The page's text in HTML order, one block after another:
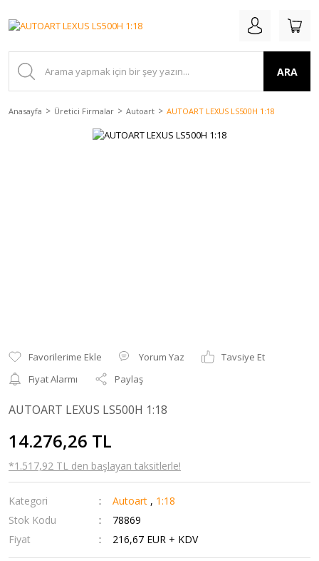
ARA
Anasayfa Üretici Firmalar Autoart AUTOART LEXUS LS500H 1:18
Yorum Yaz
Tavsiye Et
Fiyat Alarmı
Paylaş
AUTOART LEXUS LS500H 1:18
14.276,26 TL
*1.517,92 TL den başlayan taksitlerle!
Kategori Autoart , 1:18
Stok Kodu
78869
Fiyat
216,67 EUR + KDV